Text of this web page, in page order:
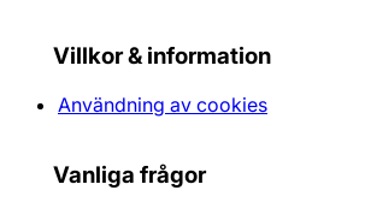
Villkor & information
Användning av cookies
Vanliga frågor